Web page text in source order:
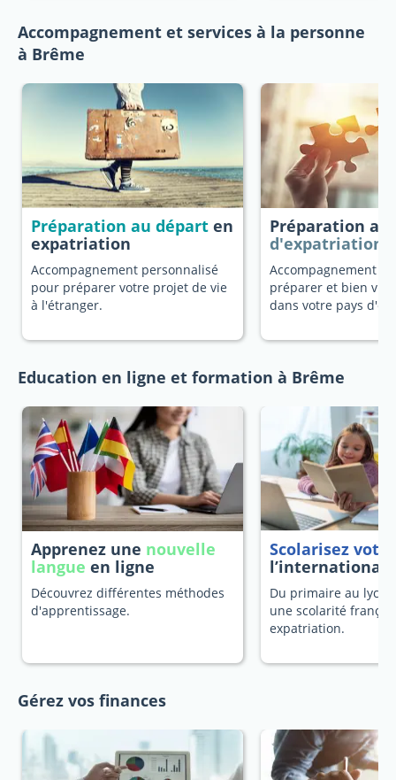
Accompagnement et services à la personne
à Brême
Préparation au départ en
expatriation
Accompagnement personnalisé
pour préparer votre projet de vie
à l'étranger.
Préparation au
d'expatriation
Accompagnement
préparer et bien
dans votre pays
Education en ligne et formation à Brême
Apprenez une nouvelle
langue en ligne
Découvrez différentes méthodes
d'apprentissage.
Scolarisez
l’international
Du primaire au
une scolarité
expatriation.
Gérez vos finances